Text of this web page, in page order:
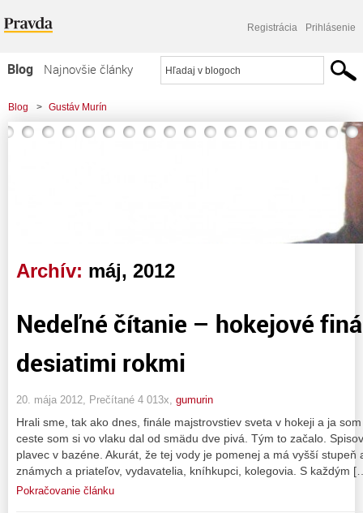
Registrácia Prihlásenie
Blog
Najnovšie články
Najčítanejšie články
Najkomentovanejšie články
Blog > Gustáv Murín
Archív: máj, 2012
Nedeľné čítanie – hokejové
desiatimi rokmi
20. mája 2012, Prečítané 4 013x, gumurin
Hrali sme, tak ako dnes, finále majstrovstiev sveta v hokeji a ja
ceste som si vo vlaku dal od smädu dve pivá. Tým to začalo.
plavec v bazéne. Akurát, že tej vody je pomenej a má vyšší stupeň
známych a priateľov, vydavatelia, kníhkupci, kolegovia. S každým
Pokračovanie článku